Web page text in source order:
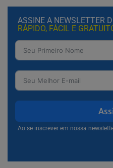
ASSINE A NEWSLETTER
RÁPIDO, FÁCIL E
Ao se inscrever em nossa